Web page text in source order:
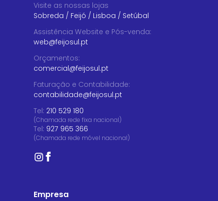
Visite as nossas lojas
Sobreda / Feijó / Lisboa / Setúbal
Assistência Website e Pós-venda:
web@feijosul.pt
Orçamentos:
comercial@feijosul.pt
Faturação e Contabilidade:
contabilidade@feijosul.pt
Tel: 210 529 180
(Chamada rede fixa nacional)
Tel: 927 965 366
(Chamada rede móvel nacional)
Empresa